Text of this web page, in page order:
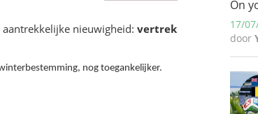
nieuwigheid: vertrek
nog toegankelijker.
On
17/
door